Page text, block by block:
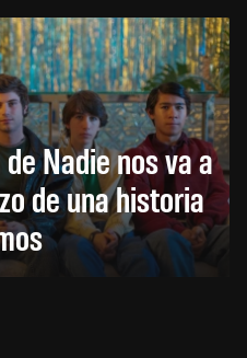
Nadie nos va a
de una historia